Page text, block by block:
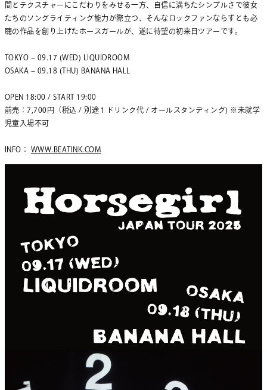
間とテクスチャーにこだわりをみせる一方、
自信に満ちたシンプルさで彼女
たちのソングライティング能力が際立つ、 そんなロックファンならずとも必
聴の作品を創り上げたホースガー ルが、遂に待望の初来日ツアーです。
TOKYO – 09.17 (WED) LIQUIDROOM
OSAKA – 09.18 (THU) BANANA HALL
OPEN 18:00 / START 19:00
前売：7,700円（税込 / 別途１ドリンク代 / オールスタンディング) ※未就学
児童入場不可
INFO： WWW.BEATINK.COM